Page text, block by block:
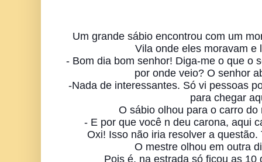
Um grande sábio encontrou com um
Vila onde eles moravam e
- Bom dia bom senhor! Diga-me o que o
por onde veio? O senhor
-Nada de interessantes. Só vi pessoas
para chegar
O sábio olhou para o carro
- E por que você n deu carona, aqui
Oxi! Isso não iria resolver a
O mestre olhou em outra
Pois é, na estrada só ficou as 10